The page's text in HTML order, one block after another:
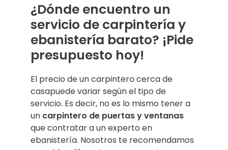
¿Dónde encuentro un
servicio de carpintería y
ebanistería barato? ¡Pide
presupuesto hoy!
El precio de un carpintero cerca de
casapuede variar según el tipo de
servicio. Es decir, no es lo mismo tener a
un carpintero de puertas y ventanas
que contratar a un experto en
ebanistería. Nosotros te recomendamos